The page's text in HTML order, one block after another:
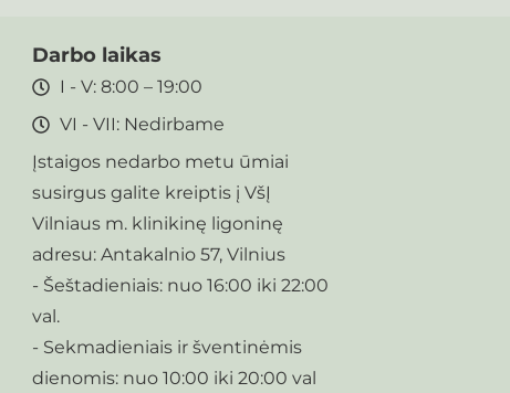
Darbo laikas
I - V: 8:00 – 19:00
VI - VII: Nedirbame
Įstaigos nedarbo metu ūmiai
susirgus galite kreiptis į VšĮ
Vilniaus m. klinikinę ligoninę
adresu: Antakalnio 57, Vilnius
- Šeštadieniais: nuo 16:00 iki 22:00
val.
- Sekmadieniais ir šventinėmis
dienomis: nuo 10:00 iki 20:00 val